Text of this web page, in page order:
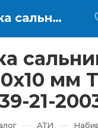
Набивка сальниковая ЛП-31 10х10 мм ТУ 38.314-39-21-2003 купить в Екатеринбурге ⇨ RTI-KUPI
мм
21-
— АТИ —